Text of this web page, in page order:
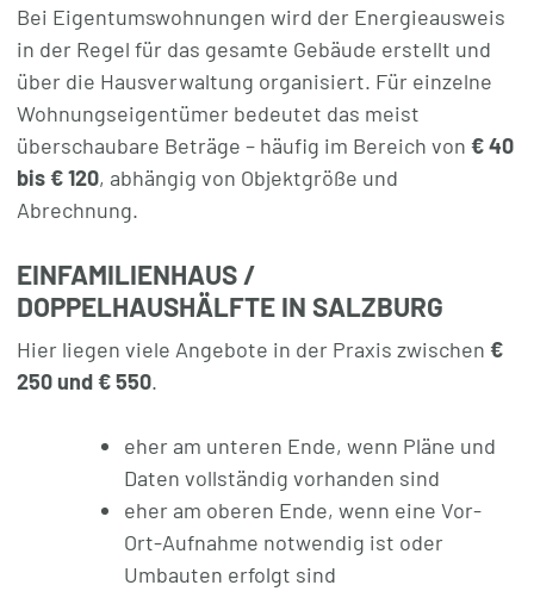
Bei Eigentumswohnungen wird der Energieausweis
in der Regel für das gesamte Gebäude erstellt und
über die Hausverwaltung organisiert. Für einzelne
Wohnungseigentümer bedeutet das meist
überschaubare Beträge – häufig im Bereich von € 40
bis € 120, abhängig von Objektgröße und
Abrechnung.
EINFAMILIENHAUS /
DOPPELHAUSHÄLFTE IN SALZBURG
Hier liegen viele Angebote in der Praxis zwischen €
250 und € 550.
eher am unteren Ende, wenn Pläne und
Daten vollständig vorhanden sind
eher am oberen Ende, wenn eine Vor-
Ort-Aufnahme notwendig ist oder
Umbauten erfolgt sind